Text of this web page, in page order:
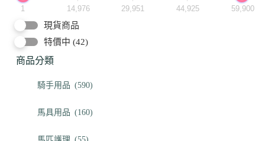
1 14,976 29,951 44,925 59,900
現貨商品
特價中 (42)
商品分類
騎手用品 (590)
馬具用品 (160)